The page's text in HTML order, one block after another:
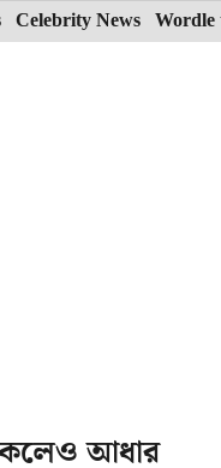
Celebrity News Wordle
আধার